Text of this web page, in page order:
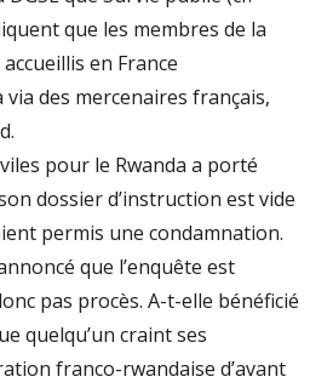
que les membres de la
en France
des mercenaires français,
pour le Rwanda a porté
dossier d’instruction est vide
permis une condamnation.
que l’enquête est
pas procès. A-t-elle bénéficié
quelqu’un craint ses
franco-rwandaise d’avant